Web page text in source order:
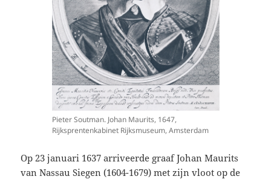
Pieter Soutman. Johan Maurits, 1647,
Rijksprentenkabinet Rijksmuseum, Amsterdam
Op 23 januari 1637 arriveerde graaf Johan Maurits
van Nassau Siegen (1604-1679) met zijn vloot op de